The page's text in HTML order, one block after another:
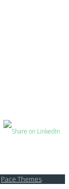
Pace Themes.